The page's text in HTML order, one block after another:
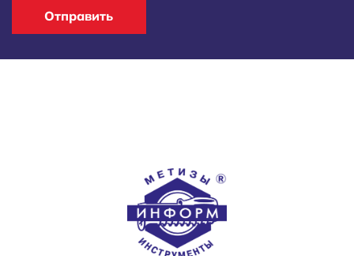
Отправить